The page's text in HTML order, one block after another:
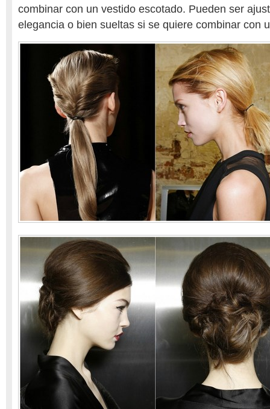
combinar con un vestido escotado. Pueden ser
elegancia o bien sueltas si se quiere combinar con